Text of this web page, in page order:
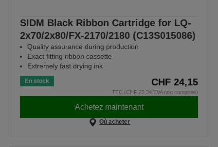
SIDM Black Ribbon Cartridge for LQ-
2x70/2x80/FX-2170/2180 (C13S015086)
Quality assurance during production
Exact fitting ribbon cassette
Extremely fast drying ink
En stock CHF 24,15
TTC (CHF 22,34 TVA non comprise)
Achetez maintenant
Où acheter